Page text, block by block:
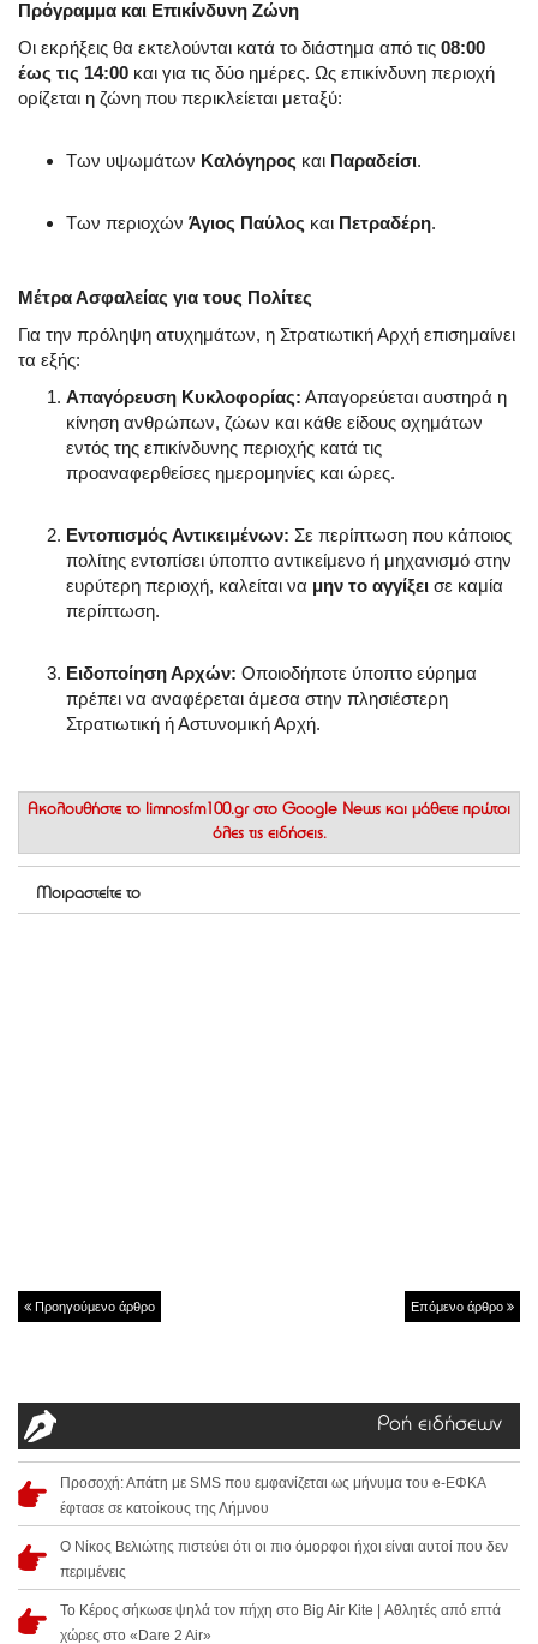
Πρόγραμμα και Επικίνδυνη Ζώνη
Οι εκρήξεις θα εκτελούνται κατά το διάστημα από τις 08:00
έως τις 14:00 και για τις δύο ημέρες. Ως επικίνδυνη περιοχή
ορίζεται η ζώνη που περικλείεται μεταξύ:
Των υψωμάτων Καλόγηρος και Παραδείσι.
Των περιοχών Άγιος Παύλος και Πετραδέρη.
Μέτρα Ασφαλείας για τους Πολίτες
Για την πρόληψη ατυχημάτων, η Στρατιωτική Αρχή επισημαίνει
τα εξής:
Απαγόρευση Κυκλοφορίας: Απαγορεύεται αυστηρά η
κίνηση ανθρώπων, ζώων και κάθε είδους οχημάτων
εντός της επικίνδυνης περιοχής κατά τις
προαναφερθείσες ημερομηνίες και ώρες.
Εντοπισμός Αντικειμένων: Σε περίπτωση που κάποιος
πολίτης εντοπίσει ύποπτο αντικείμενο ή μηχανισμό στην
ευρύτερη περιοχή, καλείται να μην το αγγίξει σε καμία
περίπτωση.
Ειδοποίηση Αρχών: Οποιοδήποτε ύποπτο εύρημα
πρέπει να αναφέρεται άμεσα στην πλησιέστερη
Στρατιωτική ή Αστυνομική Αρχή.
Ακολουθήστε το limnosfm100.gr στο Google News και μάθετε πρώτοι
όλες τις ειδήσεις.
Μοιραστείτε το
Προηγούμενο άρθρο Επόμενο άρθρο
Ροή ειδήσεων
Προσοχή: Απάτη με SMS που εμφανίζεται ως μήνυμα του e-ΕΦΚΑ
έφτασε σε κατοίκους της Λήμνου
Ο Νίκος Βελιώτης πιστεύει ότι οι πιο όμορφοι ήχοι είναι αυτοί που δεν
περιμένεις
Το Κέρος σήκωσε ψηλά τον πήχη στο Big Air Kite | Αθλητές από επτά
χώρες στο «Dare 2 Air»